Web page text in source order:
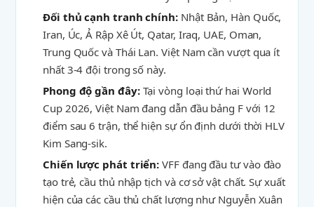
Đối thủ cạnh tranh chính: Nhật Bản, Hàn Quốc,
Iran, Úc, Ả Rập Xê Út, Qatar, Iraq, UAE, Oman,
Trung Quốc và Thái Lan. Việt Nam cần vượt qua ít
nhất 3-4 đội trong số này.
Phong độ gần đây:Tại vòng loại thứ hai World
Cup 2026, Việt Nam đang dẫn đầu bảng F với 12
điểm sau 6 trận, thể hiện sự ổn định dưới thời HLV
Kim Sang-sik.
Chiến lược phát triển: VFF đang đầu tư vào đào
tạo trẻ, cầu thủ nhập tịch và cơ sở vật chất. Sự xuất
hiện của các cầu thủ chất lượng như Nguyễn Xuân